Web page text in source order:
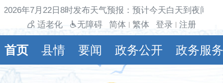
年7月22日8时发布天气预报：预计今天白天到夜间多
适老化
无障碍 简体 繁体 登录 注册
首页 县情 要闻 政务公开 政务服务